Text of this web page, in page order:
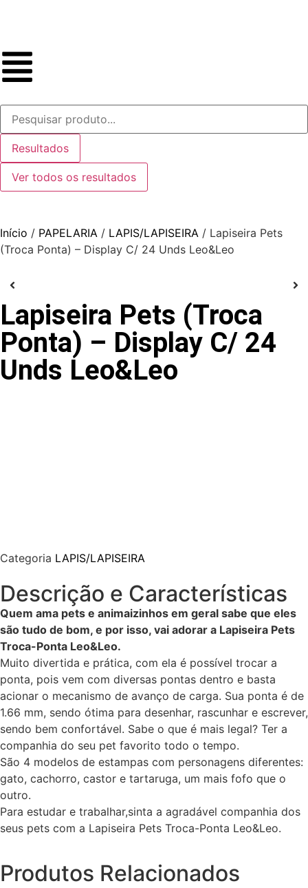
Resultados
Ver todos os resultados
Início / PAPELARIA / LAPIS/LAPISEIRA / Lapiseira Pets
(Troca Ponta) – Display C/ 24 Unds Leo&Leo
Lapiseira Pets (Troca
Ponta) – Display C/ 24
Unds Leo&Leo
Categoria LAPIS/LAPISEIRA
Descrição e Características
Quem ama pets e animaizinhos em geral sabe que eles
são tudo de bom, e por isso, vai adorar a Lapiseira Pets
Troca-Ponta Leo&Leo.
Muito divertida e prática, com ela é possível trocar a
ponta, pois vem com diversas pontas dentro e basta
acionar o mecanismo de avanço de carga. Sua ponta é de
1.66 mm, sendo ótima para desenhar, rascunhar e escrever,
sendo bem confortável. Sabe o que é mais legal? Ter a
companhia do seu pet favorito todo o tempo.
São 4 modelos de estampas com personagens diferentes:
gato, cachorro, castor e tartaruga, um mais fofo que o
outro.
Para estudar e trabalhar,sinta a agradável companhia dos
seus pets com a Lapiseira Pets Troca-Ponta Leo&Leo.
Produtos Relacionados